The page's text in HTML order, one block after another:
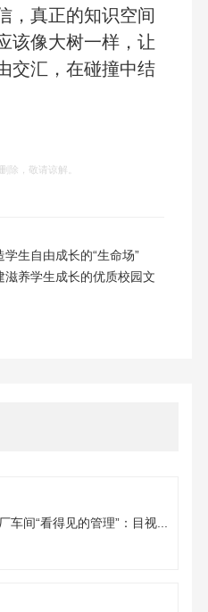
，真正的知识空间
像大树一样，让
交汇，在碰撞中结
除，敬请谅解。
生自由成长的“生命场”
滋养学生成长的优质校园文
车间“看得见的管理”：目视...